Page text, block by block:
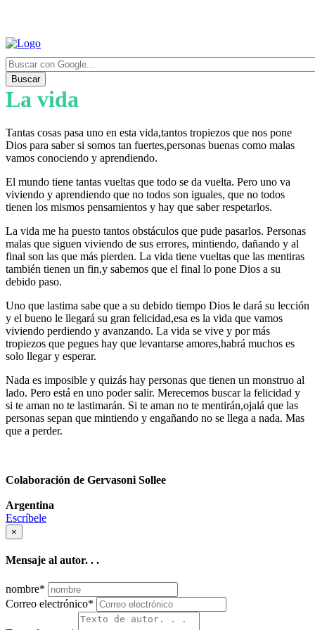
Buscar
La vida
Tantas cosas pasa uno en esta vida,tantos tropiezos que nos pone
Dios para saber si somos tan fuertes,personas buenas como malas
vamos conociendo y aprendiendo.
El mundo tiene tantas vueltas que todo se da vuelta. Pero uno va
viviendo y aprendiendo que no todos son iguales, que no todos
tienen los mismos pensamientos y hay que saber respetarlos.
La vida me ha puesto tantos obstáculos que pude pasarlos. Personas
malas que siguen viviendo de sus errores, mintiendo, dañando y al
final son las que más pierden. La vida tiene vueltas que las mentiras
también tienen un fin,y sabemos que el final lo pone Dios a su
debido paso.
Uno que lastima sabe que a su debido tiempo Dios le dará su lección
y el bueno le llegará su gran felicidad,esa es la vida que vamos
viviendo perdiendo y avanzando. La vida se vive y por más
tropiezos que pegues hay que levantarse amores,habrá muchos es
solo llegar y esperar.
Nada es imposible y quizás hay personas que tienen un monstruo al
lado. Pero está en uno poder salir. Merecemos buscar la felicidad y
si te aman no te lastimarán. Si te aman no te mentirán,ojalá que las
personas sepan que mintiendo y engañando no se llega a nada. Mas
que a perder.
Colaboración de Gervasoni Sollee
Argentina
Escríbele
×
Mensaje al autor. . .
nombre*
Correo electrónico*